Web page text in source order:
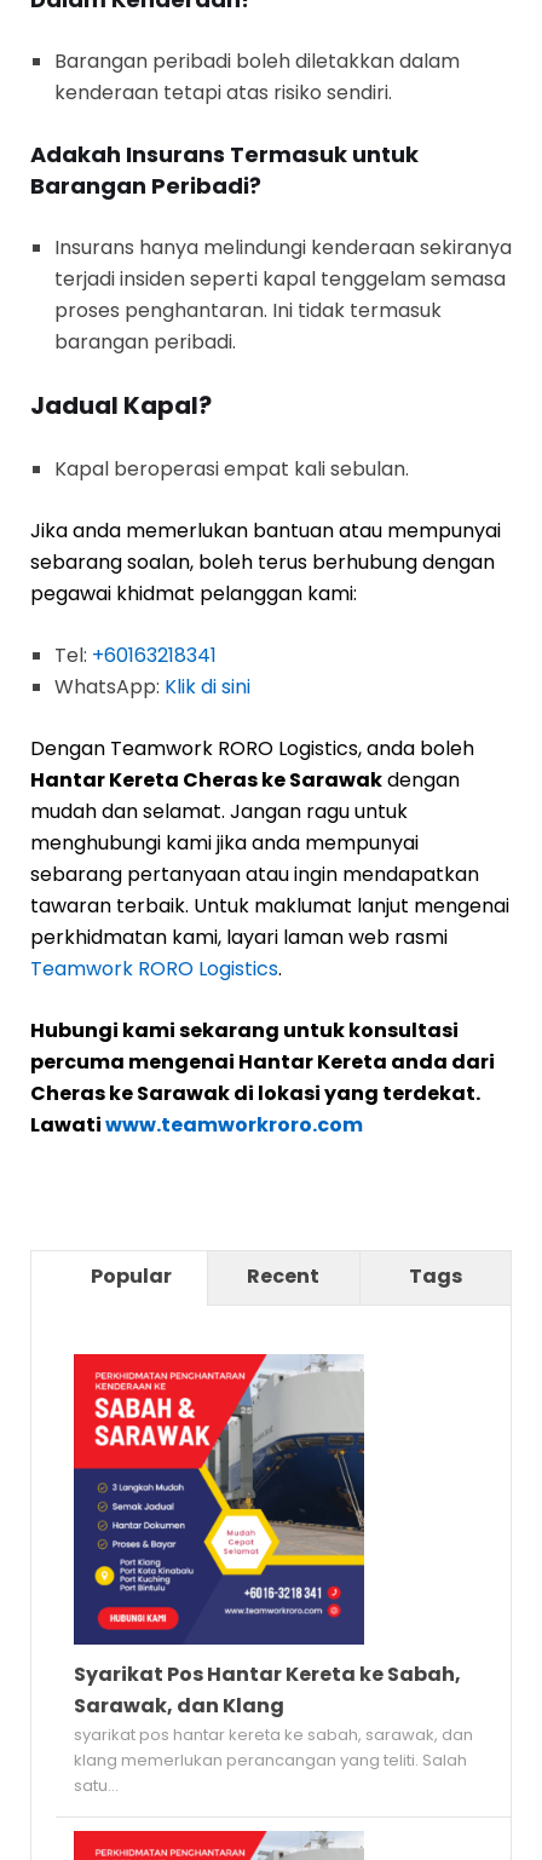
Barangan peribadi boleh diletakkan dalam
kenderaan tetapi atas risiko sendiri.
Adakah Insurans Termasuk untuk
Barangan Peribadi?
Insurans hanya melindungi kenderaan sekiranya
terjadi insiden seperti kapal tenggelam semasa
proses penghantaran. Ini tidak termasuk
barangan peribadi.
Jadual Kapal?
Kapal beroperasi empat kali sebulan.
Jika anda memerlukan bantuan atau mempunyai
sebarang soalan, boleh terus berhubung dengan
pegawai khidmat pelanggan kami:
Tel: +60163218341
WhatsApp: Klik di sini
Dengan Teamwork RORO Logistics, anda boleh
Hantar Kereta Cheras ke Sarawakdengan
mudah dan selamat. Jangan ragu untuk
menghubungi kami jika anda mempunyai
sebarang pertanyaan atau ingin mendapatkan
tawaran terbaik. Untuk maklumat lanjut mengenai
perkhidmatan kami, layari laman web rasmi
Teamwork RORO Logistics.
Hubungi kami sekarang untuk konsultasi
percuma mengenai Hantar Kereta anda dari
Cheras ke Sarawak di lokasi yang terdekat.
Lawatiwww.teamworkroro.com
Popular Recent Tags
Syarikat Pos Hantar Kereta ke Sabah,
Sarawak, dan Klang
syarikat pos hantar kereta ke sabah, sarawak, dan
klang memerlukan perancangan yang teliti. Salah
satu...